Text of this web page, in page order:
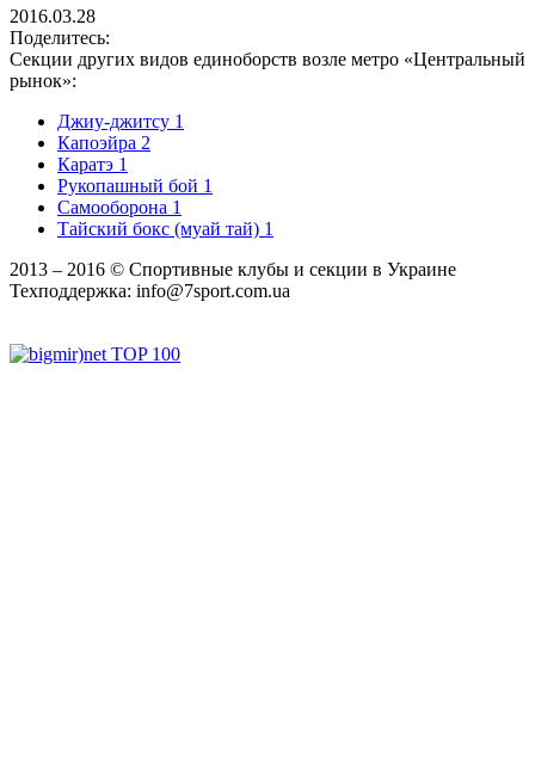
2016.03.28
Поделитесь:
Секции других видов единоборств возле метро «Центральный
рынок»:
Джиу-джитсу 1
Капоэйра 2
Каратэ 1
Рукопашный бой 1
Самооборона 1
Тайский бокс (муай тай) 1
2013 ‒ 2016 © Спортивные клубы и секции в Украине
Техподдержка: info@7sport.com.ua